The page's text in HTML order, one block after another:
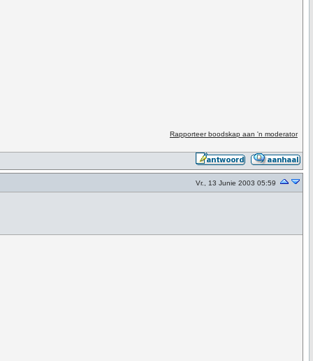
Rapporteer boodskap aan 'n moderator
Vr., 13 Junie 2003 05:59